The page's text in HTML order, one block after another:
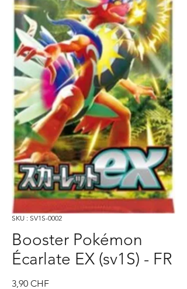
SKU : SV1S-0002
Booster Pokémon
Écarlate EX (sv1S) - FR
3,90 CHFPrix